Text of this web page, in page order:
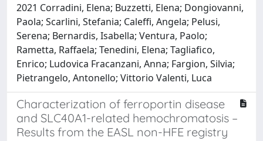
2021 Corradini, Elena; Buzzetti, Elena; Dongiovanni,
Paola; Scarlini, Stefania; Caleffi, Angela; Pelusi,
Serena; Bernardis, Isabella; Ventura, Paolo;
Rametta, Raffaela; Tenedini, Elena; Tagliafico,
Enrico; Ludovica Fracanzani, Anna; Fargion, Silvia;
Pietrangelo, Antonello; Vittorio Valenti, Luca
Characterization of ferroportin disease
and SLC40A1-related hemochromatosis –
Results from the EASL non-HFE registry